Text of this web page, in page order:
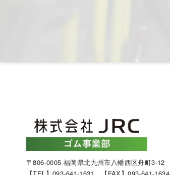
〒806-0005 福岡県北九州市八幡西区舟町3-12